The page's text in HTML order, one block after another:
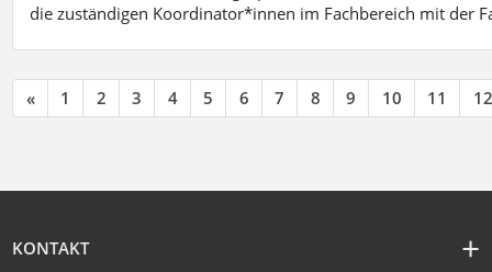
die zuständigen Koordinator*innen im Fachbereich mit der
« 1 2 3 4 5 6 7 8 9 10 11 12
KONTAKT